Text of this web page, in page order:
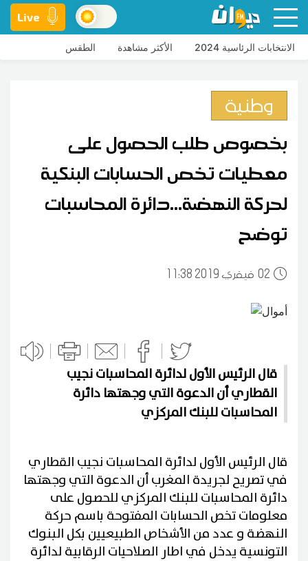
Live
الانتخابات الرئاسية 2024 الأكثر مشاهدة الطقس
وطنية
بخصوص طلب الحصول على
معطيات تخص الحسابات البنكية
لحركة النهضة...دائرة المحاسبات
توضح
02 11:38 2019 فيفري
قال الرئيس الأول لدائرة المحاسبات نجيب
القطاري أن الدعوة التي وجهتها دائرة
المحاسبات للبنك المركزي
قال الرئيس الأول لدائرة المحاسبات نجيب القطاري
في تصريح لجريدة المغرب أن الدعوة التي وجهتها
دائرة المحاسبات للبنك المركزي للحصول على
معلومات تخص الحسابات المفتوحة باسم حركة
النهضة و عدد من الأشخاص الطبيعيين بكل البنوك
التونسية يدخل في اطار الصلاحيات الرقابية لدائرة